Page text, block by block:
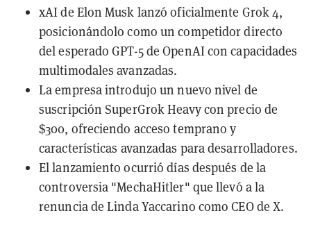
xAI de Elon Musk lanzó oficialmente Grok 4,
posicionándolo como un competidor directo
del esperado GPT-5 de OpenAI con capacidades
multimodales avanzadas.
La empresa introdujo un nuevo nivel de
suscripción SuperGrok Heavy con precio de
$300, ofreciendo acceso temprano y
características avanzadas para desarrolladores.
El lanzamiento ocurrió días después de la
controversia "MechaHitler" que llevó a la
renuncia de Linda Yaccarino como CEO de X.